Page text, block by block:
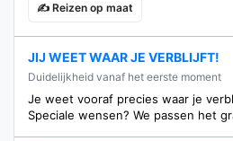
✍️ Reizen op maat
JIJ WEET WAAR JE VERBLIJFT!
Duidelijkheid vanaf het eerste moment
Je weet vooraf precies waar je
Speciale wensen? We passen het